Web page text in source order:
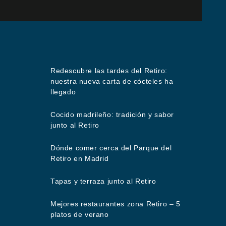
Redescubre las tardes del Retiro:
nuestra nueva carta de cócteles ha
llegado
Cocido madrileño: tradición y sabor
junto al Retiro
Dónde comer cerca del Parque del
Retiro en Madrid
Tapas y terraza junto al Retiro
Mejores restaurantes zona Retiro – 5
platos de verano